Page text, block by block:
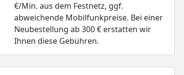
€/Min. aus dem Festnetz, ggf.
abweichende Mobilfunkpreise. Bei einer
Neubestellung ab 300 € erstatten wir
Ihnen diese Gebühren.